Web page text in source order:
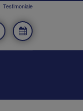
Testimoniale